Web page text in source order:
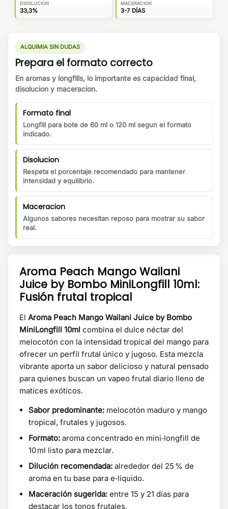
DISOLUCION
33,3%
MACERACION
3-7 DÍAS
ALQUIMIA SIN DUDAS
Prepara el formato correcto
En aromas y longfills, lo importante es capacidad final,
disolucion y maceracion.
Formato final
Longfill para bote de 60 ml o 120 ml segun el formato
indicado.
Disolucion
Respeta el porcentaje recomendado para mantener
intensidad y equilibrio.
Maceracion
Algunos sabores necesitan reposo para mostrar su sabor
real.
Aroma Peach Mango Wailani
Juice by Bombo MiniLongfill 10ml:
Fusión frutal tropical
El Aroma Peach Mango Wailani Juice by Bombo
MiniLongfill 10ml combina el dulce néctar del
melocotón con la intensidad tropical del mango para
ofrecer un perfil frutal único y jugoso. Esta mezcla
vibrante aporta un sabor delicioso y natural pensado
para quienes buscan un vapeo frutal diario lleno de
matices exóticos.
Sabor predominante: melocotón maduro y mango
tropical, frutales y jugosos.
Formato: aroma concentrado en mini‑longfill de
10 ml listo para mezclar.
Dilución recomendada: alrededor del 25 % de
aroma en tu base para e‑líquido.
Maceración sugerida: entre 15 y 21 días para
destacar los tonos frutales.